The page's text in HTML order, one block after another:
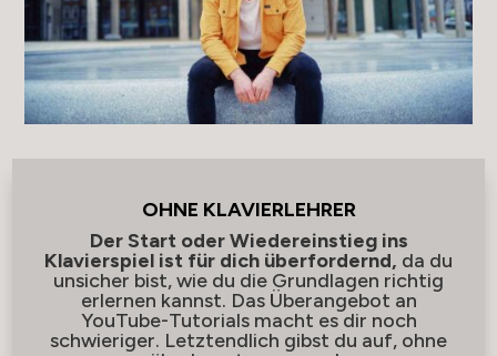
OHNE KLAVIERLEHRER
Der Start oder Wiedereinstieg ins
Klavierspiel ist für dich überfordernd, da du
unsicher bist, wie du die Grundlagen richtig
erlernen kannst. Das Überangebot an
YouTube-Tutorials macht es dir noch
schwieriger. Letztendlich gibst du auf, ohne